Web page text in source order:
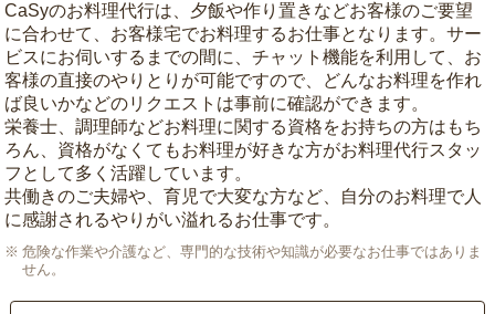
CaSyのお料理代行は、夕飯や作り置きなどお客様のご要望
に合わせて、お客様宅でお料理するお仕事となります。サー
ビスにお伺いするまでの間に、チャット機能を利用して、お
客様の直接のやりとりが可能ですので、どんなお料理を作れ
ば良いかなどのリクエストは事前に確認ができます。
栄養士、調理師などお料理に関する資格をお持ちの方はもち
ろん、資格がなくてもお料理が好きな方がお料理代行スタッ
フとして多く活躍しています。
共働きのご夫婦や、育児で大変な方など、自分のお料理で人
に感謝されるやりがい溢れるお仕事です。
危険な作業や介護など、専門的な技術や知識が必要なお仕事ではありま
せん。